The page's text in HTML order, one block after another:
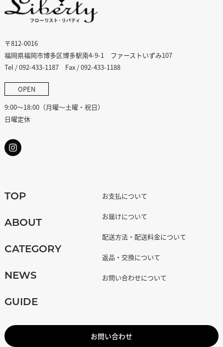
〒812-0016
福岡県福岡市博多区博多駅南4-9-1 ファーストいずみ107
Tel / 092-433-1187 Fax / 092-433-1188
OPEN
9:00〜18:00（月曜〜土曜・祝日）
日曜定休
TOP
ABOUT
CATEGORY
NEWS
GUIDE
お支払について
お届けについて
配送方法・配送料金について
返品・交換について
お問い合わせについて
お問い合わせ